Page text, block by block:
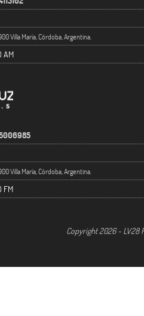
Villa María, Córdoba, Argentina.
AM
Villa María, Córdoba, Argentina.
FM
Copyright 2026 - LV28